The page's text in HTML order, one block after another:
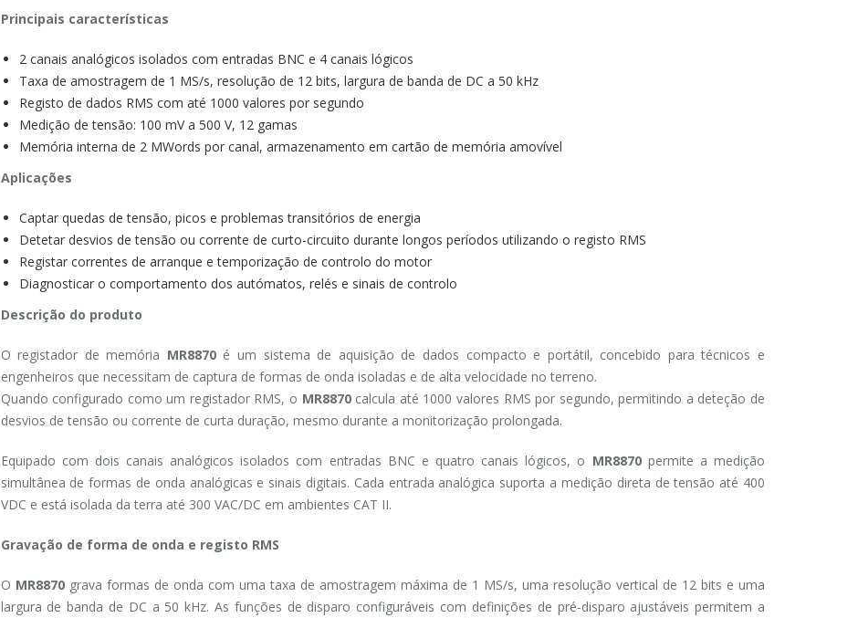
Principais características
2 canais analógicos isolados com entradas BNC e 4 canais lógicos
Taxa de amostragem de 1 MS/s, resolução de 12 bits, largura de banda de DC a 50 kHz
Registo de dados RMS com até 1000 valores por segundo
Medição de tensão: 100 mV a 500 V, 12 gamas
Memória interna de 2 MWords por canal, armazenamento em cartão de memória amovível
Aplicações
Captar quedas de tensão, picos e problemas transitórios de energia
Detetar desvios de tensão ou corrente de curto-circuito durante longos períodos utilizando o registo RMS
Registar correntes de arranque e temporização de controlo do motor
Diagnosticar o comportamento dos autómatos, relés e sinais de controlo
Descrição do produto
O registador de memória MR8870é um sistema de aquisição de dados compacto e portátil, concebido para técnicos e
engenheiros que necessitam de captura de formas de onda isoladas e de alta velocidade no terreno.
Quando configurado como um registador RMS, o MR8870calcula até 1000 valores RMS por segundo, permitindo a deteção de
desvios de tensão ou corrente de curta duração, mesmo durante a monitorização prolongada.
Equipado com dois canais analógicos isolados com entradas BNC e quatro canais lógicos, o MR8870permite a medição
simultânea de formas de onda analógicas e sinais digitais. Cada entrada analógica suporta a medição direta de tensão até 400
VDC e está isolada da terra até 300 VAC/DC em ambientes CAT II.
Gravação de forma de onda e registo RMS
O MR8870grava formas de onda com uma taxa de amostragem máxima de 1 MS/s, uma resolução vertical de 12 bits e uma
largura de banda de DC a 50 kHz. As funções de disparo configuráveis ​​com definições de pré-disparo ajustáveis ​​permitem a